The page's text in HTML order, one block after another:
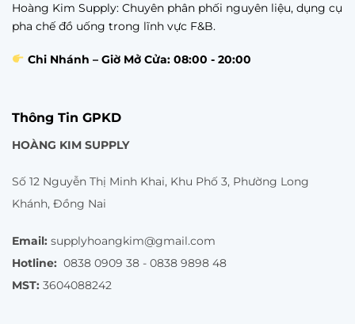
Hoàng Kim Supply: Chuyên phân phối nguyên liệu, dụng cụ
pha chế đồ uống trong lĩnh vực F&B.
Chi Nhánh – Giờ Mở Cửa: 08:00 - 20:00
Thông Tin GPKD
HOÀNG KIM SUPPLY
Số 12 Nguyễn Thị Minh Khai, Khu Phố 3, Phường Long
Khánh, Đồng Nai
Email: supplyhoangkim@gmail.com
Hotline: 0838 0909 38 - 0838 9898 48
MST: 3604088242